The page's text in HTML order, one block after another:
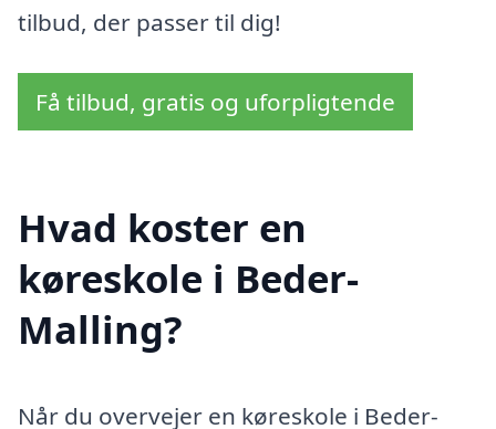
tilbud, der passer til dig!
Få tilbud, gratis og uforpligtende
Hvad koster en
køreskole i Beder-
Malling?
Når du overvejer en køreskole i Beder-